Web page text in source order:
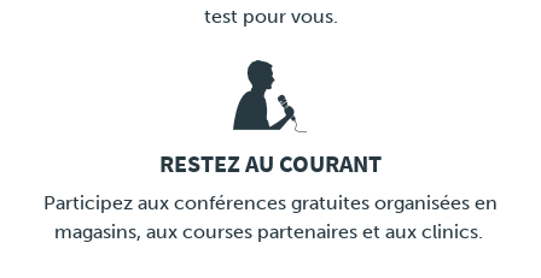
test pour vous.
RESTEZ AU COURANT
Participez aux conférences gratuites organisées en
magasins, aux courses partenaires et aux clinics.